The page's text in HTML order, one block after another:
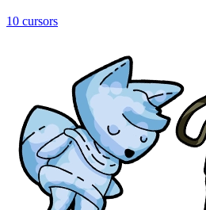
10 cursors